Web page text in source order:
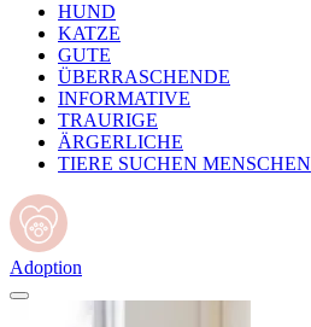
HUND
KATZE
GUTE
ÜBERRASCHENDE
INFORMATIVE
TRAURIGE
ÄRGERLICHE
TIERE SUCHEN MENSCHEN
Adoption